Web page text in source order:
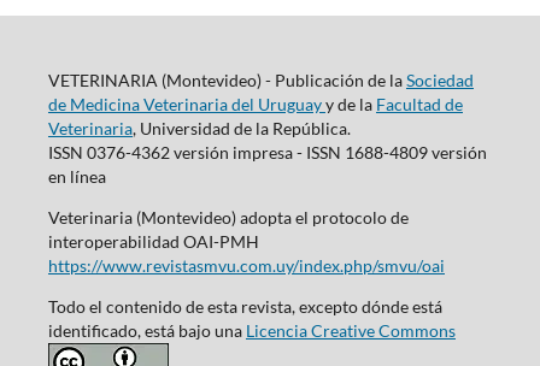
VETERINARIA (Montevideo) - Publicación de laSociedad
de Medicina Veterinaria del Uruguayy de la Facultad de
Veterinaria, Universidad de la República.
ISSN 0376-4362 versión impresa - ISSN 1688-4809 versión
en línea
Veterinaria (Montevideo) adopta el protocolo de
interoperabilidad OAI-PMH
https://www.revistasmvu.com.uy/index.php/smvu/oai
Todo el contenido de esta revista, excepto dónde está
identificado, está bajo una Licencia Creative Commons